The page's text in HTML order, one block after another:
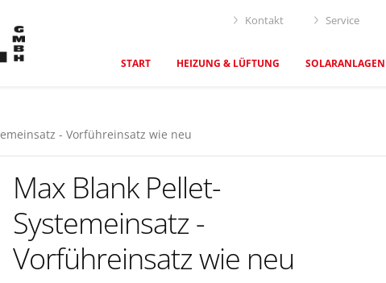
Kontakt Service
START HEIZUNG & LÜFTUNG SOLARANLAGEN
- Vorführeinsatz wie neu
Max Blank Pellet-
Systemeinsatz -
Vorführeinsatz wie neu